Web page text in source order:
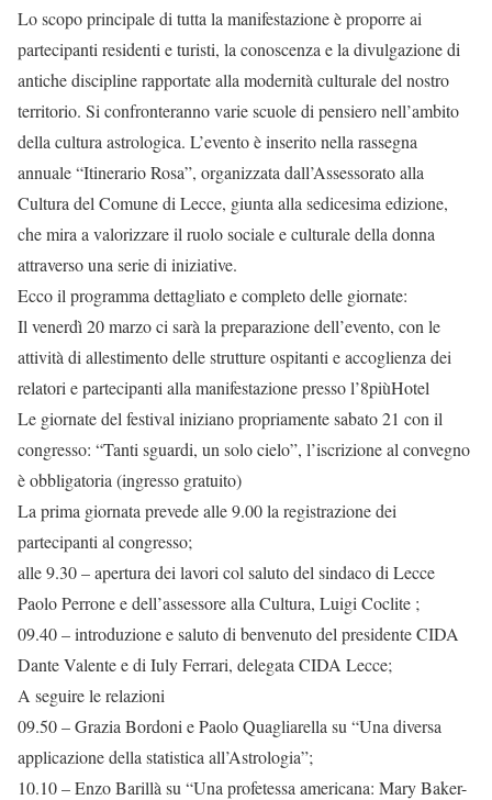
Lo scopo principale di tutta la manifestazione è proporre ai
partecipanti residenti e turisti, la conoscenza e la divulgazione di
antiche discipline rapportate alla modernità culturale del nostro
territorio. Si confronteranno varie scuole di pensiero nell’ambito
della cultura astrologica. L’evento è inserito nella rassegna
annuale “Itinerario Rosa”, organizzata dall’Assessorato alla
Cultura del Comune di Lecce, giunta alla sedicesima edizione,
che mira a valorizzare il ruolo sociale e culturale della donna
attraverso una serie di iniziative.
Ecco il programma dettagliato e completo delle giornate:
Il venerdì 20 marzo ci sarà la preparazione dell’evento, con le
attività di allestimento delle strutture ospitanti e accoglienza dei
relatori e partecipanti alla manifestazione presso l’8piùHotel
Le giornate del festival iniziano propriamente sabato 21 con il
congresso: “Tanti sguardi, un solo cielo”, l’iscrizione al convegno
è obbligatoria (ingresso gratuito)
La prima giornata prevede alle 9.00 la registrazione dei
partecipanti al congresso;
alle 9.30 – apertura dei lavori col saluto del sindaco di Lecce
Paolo Perrone e dell’assessore alla Cultura, Luigi Coclite ;
09.40 – introduzione e saluto di benvenuto del presidente CIDA
Dante Valente e di Iuly Ferrari, delegata CIDA Lecce;
A seguire le relazioni
09.50 – Grazia Bordoni e Paolo Quagliarella su “Una diversa
applicazione della statistica all’Astrologia”;
10.10 – Enzo Barillà su “Una profetessa americana: Mary Baker-